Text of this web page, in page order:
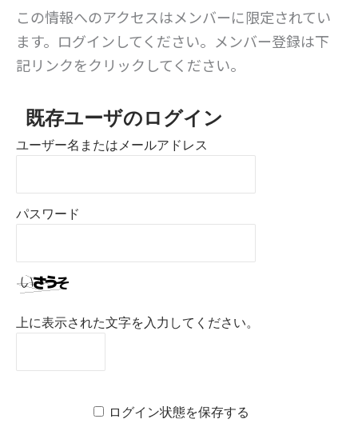
この情報へのアクセスはメンバーに限定されてい
ます。ログインしてください。メンバー登録は下
記リンクをクリックしてください。
既存ユーザのログイン
ユーザー名またはメールアドレス
パスワード
上に表示された文字を入力してください。
ログイン状態を保存する